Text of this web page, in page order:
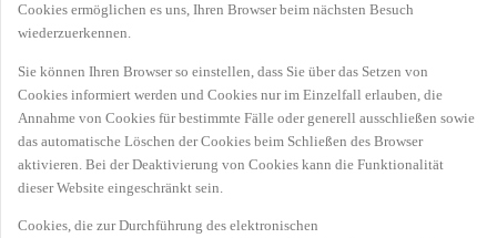
Cookies ermöglichen es uns, Ihren Browser beim nächsten Besuch
wiederzuerkennen.
Sie können Ihren Browser so einstellen, dass Sie über das Setzen von
Cookies informiert werden und Cookies nur im Einzelfall erlauben, die
Annahme von Cookies für bestimmte Fälle oder generell ausschließen sowie
das automatische Löschen der Cookies beim Schließen des Browser
aktivieren. Bei der Deaktivierung von Cookies kann die Funktionalität
dieser Website eingeschränkt sein.
Cookies, die zur Durchführung des elektronischen